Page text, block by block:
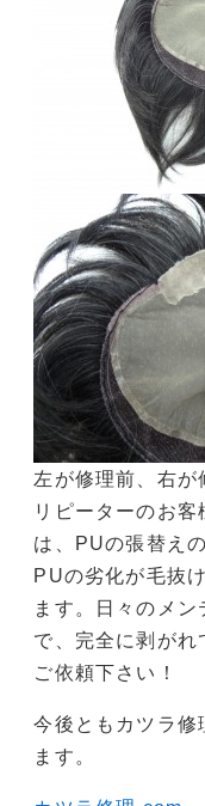
左が修理前、右が
リピーターのお
は、PUの張替え
PUの劣化が毛抜
ます。日々のメ
で、完全に剥が
ご依頼下さい！
今後ともカツラ修
ます。